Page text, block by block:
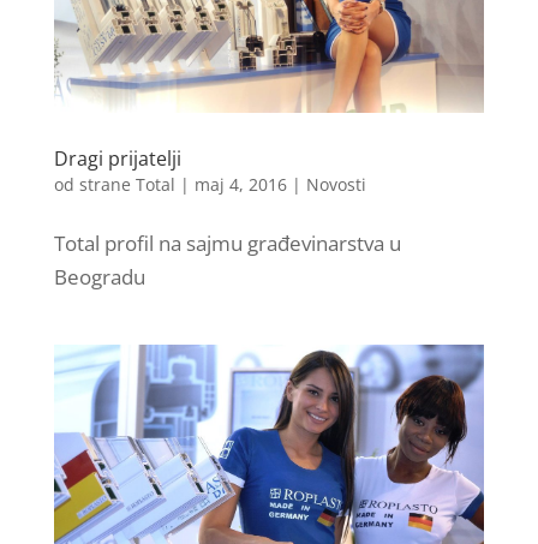
Dragi prijatelji
od strane Total | maj 4, 2016| Novosti
Total profil na sajmu građevinarstva u
Beogradu